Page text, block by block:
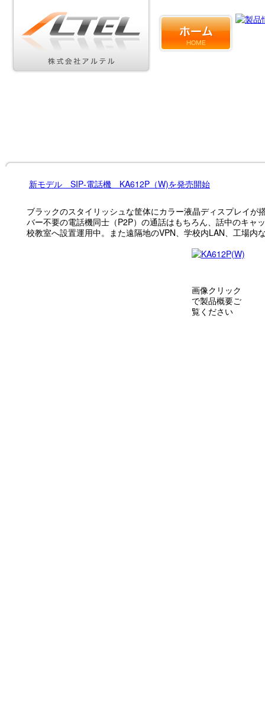
新モデル SIP‐電話機 KA612P（W)を発売開始
ブラックのスタイリッシュな筐体にカラー液晶ディスプレイが
バー不要の電話機同士（P2P）の通話はもちろん、話中のキャ
校教室へ設置運用中。また遠隔地のVPN、学校内LAN、工場内
画像クリック
で製品概要ご
覧ください